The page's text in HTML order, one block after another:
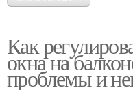
Как
окна на
проблемы и